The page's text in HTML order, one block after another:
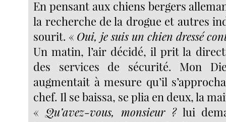
En pensant aux chiens bergers
la recherche de la drogue et autres
sourit. « Oui, je suis un chien dressé
Un matin, l’air décidé, il prit la
des services de sécurité. Mon
augmentait à mesure qu’il
chef. Il se baissa, se plia en deux, la
«Qu’avez-vous, monsieur ?lui